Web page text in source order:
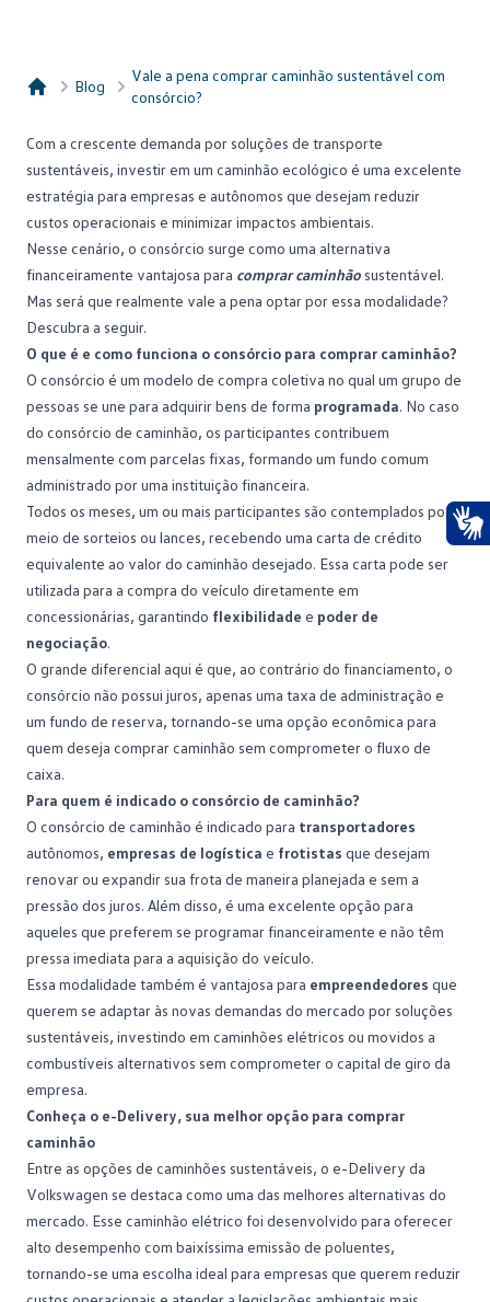
Consórcio Embracon
Blog
Vale a pena comprar caminhão sustentável com
consórcio?
Com a crescente demanda por soluções de transporte
sustentáveis, investir em um caminhão ecológico é uma excelente
estratégia para empresas e autônomos que desejam reduzir
custos operacionais e minimizar impactos ambientais.
Nesse cenário, o consórcio surge como uma alternativa
financeiramente vantajosa para comprar caminhão sustentável.
Mas será que realmente vale a pena optar por essa modalidade?
Descubra a seguir.
O que é e como funciona o consórcio para comprar caminhão?
O consórcio é um modelo de compra coletiva no qual um grupo de
pessoas se une para adquirir bens de forma programada. No caso
do consórcio de caminhão, os participantes contribuem
mensalmente com parcelas fixas, formando um fundo comum
administrado por uma instituição financeira.
Todos os meses, um ou mais participantes são contemplados por
meio de sorteios ou lances, recebendo uma carta de crédito
equivalente ao valor do caminhão desejado. Essa carta pode ser
utilizada para a compra do veículo diretamente em
concessionárias, garantindo flexibilidade e poder de
negociação.
O grande diferencial aqui é que, ao contrário do financiamento, o
consórcio não possui juros, apenas uma taxa de administração e
um fundo de reserva, tornando-se uma opção econômica para
quem deseja comprar caminhão sem comprometer o fluxo de
caixa.
Para quem é indicado o consórcio de caminhão?
O consórcio de caminhão é indicado para transportadores
autônomos, empresas de logística e frotistas que desejam
renovar ou expandir sua frota de maneira planejada e sem a
pressão dos juros. Além disso, é uma excelente opção para
aqueles que preferem se programar financeiramente e não têm
pressa imediata para a aquisição do veículo.
Essa modalidade também é vantajosa para empreendedores que
querem se adaptar às novas demandas do mercado por soluções
sustentáveis, investindo em caminhões elétricos ou movidos a
combustíveis alternativos sem comprometer o capital de giro da
empresa.
Conheça o e-Delivery, sua melhor opção para comprar
caminhão
Entre as opções de caminhões sustentáveis, o e-Delivery da
Volkswagen se destaca como uma das melhores alternativas do
mercado. Esse caminhão elétrico foi desenvolvido para oferecer
alto desempenho com baixíssima emissão de poluentes,
tornando-se uma escolha ideal para empresas que querem reduzir